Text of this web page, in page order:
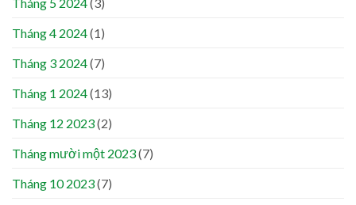
Tháng 4 2024(1)
Tháng 3 2024(7)
Tháng 1 2024(13)
Tháng 12 2023(2)
Tháng mười một 2023(7)
Tháng 10 2023(7)